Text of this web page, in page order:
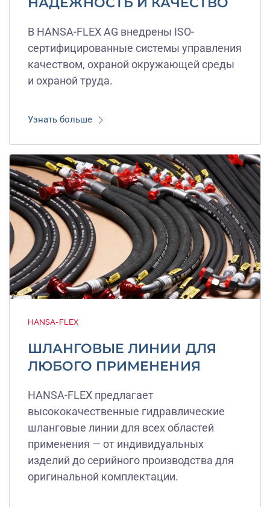
В HANSA-FLEX AG внедрены ISO-
сертифицированные системы управления
качеством, охраной окружающей среды
и охраной труда.
Узнать больше
HANSA-FLEX
ШЛАНГОВЫЕ ЛИНИИ ДЛЯ
ЛЮБОГО ПРИМЕНЕНИЯ
HANSA-FLEX предлагает
высококачественные гидравлические
шланговые линии для всех областей
применения — от индивидуальных
изделий до серийного производства для
оригинальной комплектации.